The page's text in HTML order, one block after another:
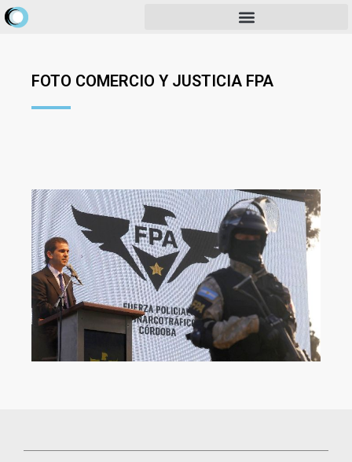
FOTO COMERCIO Y JUSTICIA FPA